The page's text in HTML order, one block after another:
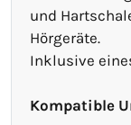
und
Hörgeräte.
Inklusive
Kompatible